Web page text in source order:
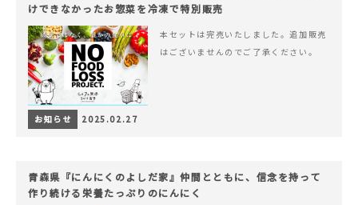
けできなかったお惣菜を冷凍で特別販売
本セットは完売いたしました。追加販売
はございませんのでご了承ください。
お知らせ 2025.02.27
青森県『にんにくのよしだ家』仲間とともに、信念を持って
作り続ける栄養たっぷりのにんにく